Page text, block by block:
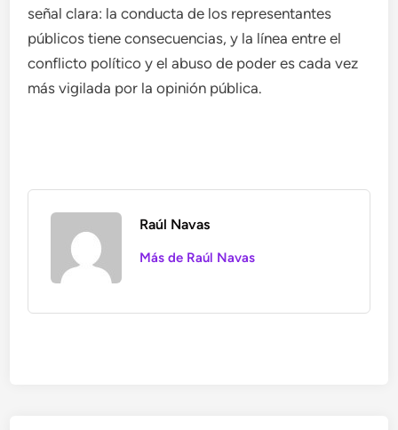
señal clara: la conducta de los representantes
públicos tiene consecuencias, y la línea entre el
conflicto político y el abuso de poder es cada vez
más vigilada por la opinión pública.
Raúl Navas
Más de Raúl Navas